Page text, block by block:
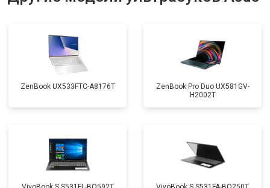
Замена жесткого диска HDD/SSD Заказать
ZenBook UX533FTC-A8176T
ZenBook Pro Duo UX581GV-
H2002T